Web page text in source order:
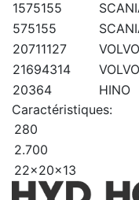
1575155
575155
20711127
VOLVO
21694314
VOLVO
20364
HINO
Caractéristiques:
280
2.700
22x20x13